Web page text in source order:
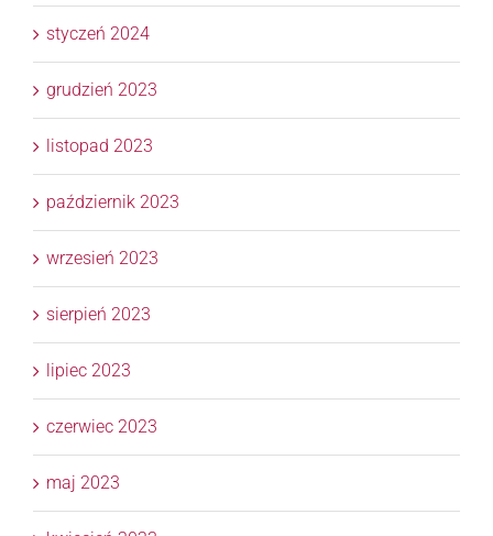
styczeń 2024
grudzień 2023
listopad 2023
październik 2023
wrzesień 2023
sierpień 2023
lipiec 2023
czerwiec 2023
maj 2023